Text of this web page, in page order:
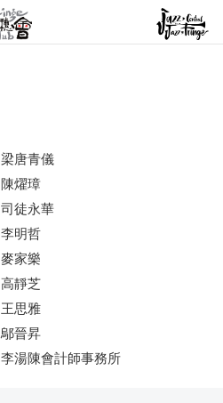
梁唐青儀
陳燿璋
司徒永華
李明哲
麥家樂
高靜芝
王思雅
鄔晉昇
李湯陳會計師事務所